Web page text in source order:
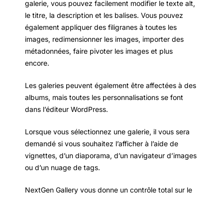
galerie, vous pouvez facilement modifier le texte alt,
le titre, la description et les balises. Vous pouvez
également appliquer des filigranes à toutes les
images, redimensionner les images, importer des
métadonnées, faire pivoter les images et plus
encore.
Les galeries peuvent également être affectées à des
albums, mais toutes les personnalisations se font
dans l’éditeur WordPress.
Lorsque vous sélectionnez une galerie, il vous sera
demandé si vous souhaitez l’afficher à l’aide de
vignettes, d’un diaporama, d’un navigateur d’images
ou d’un nuage de tags.
NextGen Gallery vous donne un contrôle total sur le